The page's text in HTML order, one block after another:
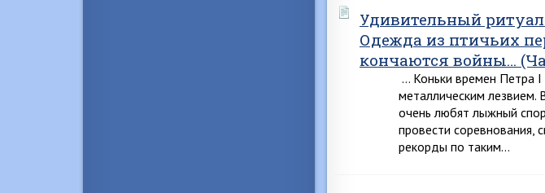
Удивительный
Одежда из птичьих
кончаются войны…
… Коньки времен Петра
металличе­ским лезвием.
очень любят лыжный
провести соревнования,
рекорды по таким…